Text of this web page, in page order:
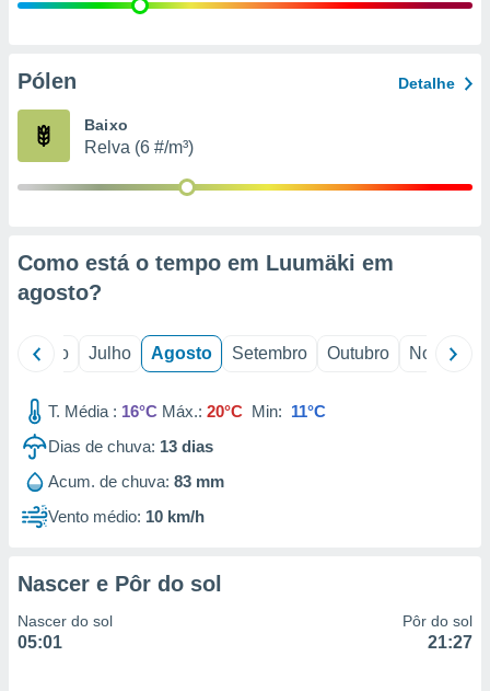
e
de
Pólen Detalhe
Baixo
Relva (6 #/m³)
Como está o tempo em Luumäki em
agosto?
Junho Julho Agosto Setembro Outubro Novembro
T. Média : 16°C Máx.: 20°C Min: 11°C
Dias de chuva: 13 dias
Acum. de chuva: 83 mm
Vento médio: 10 km/h
Nascer e Pôr do sol
Nascer do sol
05:01
Pôr do sol
21:27